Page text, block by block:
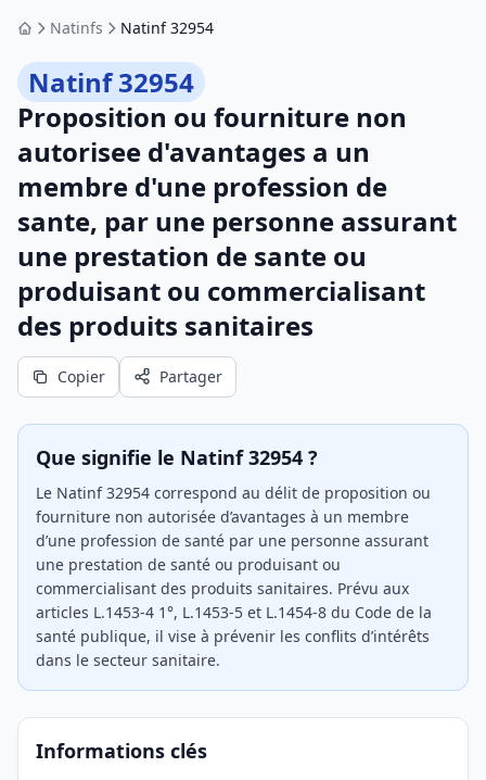
AccueilNatinfs Natinf 32954
Natinf 32954
Proposition ou fourniture non
autorisee d'avantages a un
membre d'une profession de
sante, par une personne assurant
une prestation de sante ou
produisant ou commercialisant
des produits sanitaires
Copier Partager
Que signifie le Natinf 32954 ?
Le Natinf 32954 correspond au délit de proposition ou
fourniture non autorisée d’avantages à un membre
d’une profession de santé par une personne assurant
une prestation de santé ou produisant ou
commercialisant des produits sanitaires. Prévu aux
articles L.1453-4 1°, L.1453-5 et L.1454-8 du Code de la
santé publique, il vise à prévenir les conflits d’intérêts
dans le secteur sanitaire.
Informations clés